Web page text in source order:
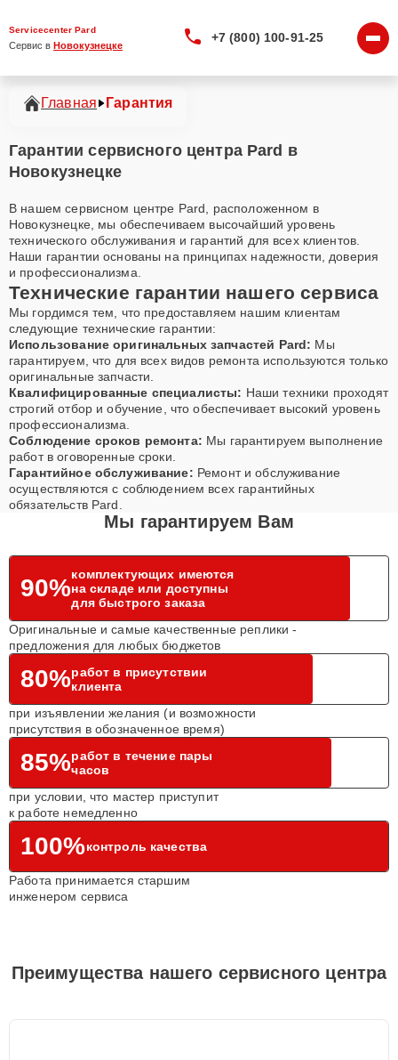
Servicecenter Pard
Сервис в Новокузнецке
+7 (800) 100-91-25
Главная Гарантия
Гарантии сервисного центра Pard в
Новокузнецке
В нашем сервисном центре Pard, расположенном в
Новокузнецке, мы обеспечиваем высочайший уровень
технического обслуживания и гарантий для всех клиентов.
Наши гарантии основаны на принципах надежности, доверия
и профессионализма.
Технические гарантии нашего сервиса
Мы гордимся тем, что предоставляем нашим клиентам
следующие технические гарантии:
Использование оригинальных запчастей Pard: Мы
гарантируем, что для всех видов ремонта используются только
оригинальные запчасти.
Квалифицированные специалисты: Наши техники проходят
строгий отбор и обучение, что обеспечивает высокий уровень
профессионализма.
Соблюдение сроков ремонта: Мы гарантируем выполнение
работ в оговоренные сроки.
Гарантийное обслуживание: Ремонт и обслуживание
осуществляются с соблюдением всех гарантийных
обязательств Pard.
Мы гарантируем Вам
90%комплектующих имеются
на складе или доступны
для быстрого заказа
Оригинальные и самые качественные реплики -
предложения для любых бюджетов
80%работ в присутствии
клиента
при изъявлении желания (и возможности
присутствия в обозначенное время)
85%работ в течение пары
часов
при условии, что мастер приступит
к работе немедленно
100%контроль качества
Работа принимается старшим
инженером сервиса
Преимущества нашего сервисного центра